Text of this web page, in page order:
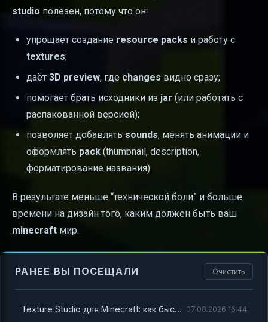
studio полезен, потому что он:
упрощает создание resource packs и работу с
textures;
даёт 3D preview, где changes видно сразу;
помогает брать исходники из jar (или работать с
распакованной версией);
позволяет добавлять sounds, менять анимации и
оформлять pack (thumbnail, description,
форматирование названия).
В результате меньше “технической боли” и больше
времени на дизайн того, каким должен быть ваш
minecraft мир.
РАНЕЕ ВЫ ПОСЕЩАЛИ Очистить
Texture Studio для Minecraft: как быстро создавать и редактировать ресурс-паки 07.08.2026 16:44